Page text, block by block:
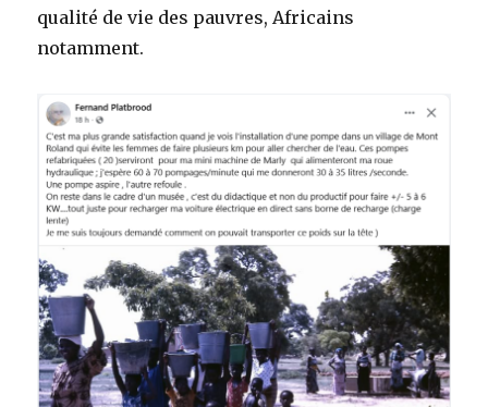
qualité de vie des pauvres, Africains
notamment.